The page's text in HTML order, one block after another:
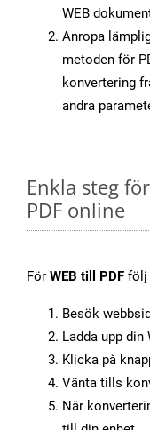
WEB
Anropa
metoden för
konvertering
andra
Enkla steg
PDF online
För WEB till PDF följ
Besök
Ladda upp din
Klicka på
Vänta tills
När